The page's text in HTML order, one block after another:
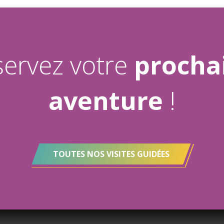
votre
aventure !
TOUTES NOS VISITES GUIDÉES